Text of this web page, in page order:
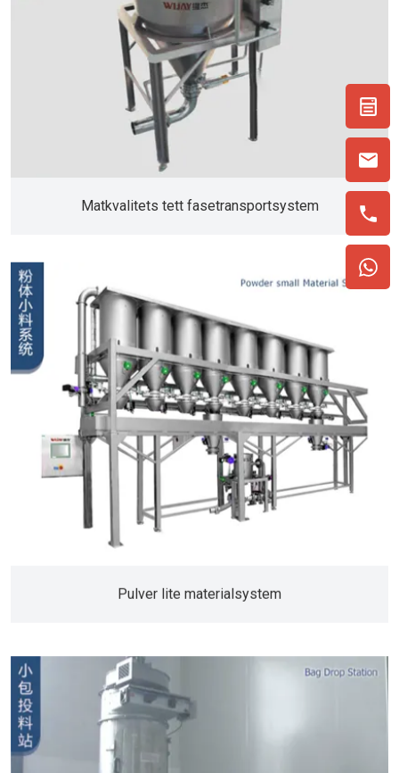
Matkvalitets tett fasetransportsystem
Pulver lite materialsystem